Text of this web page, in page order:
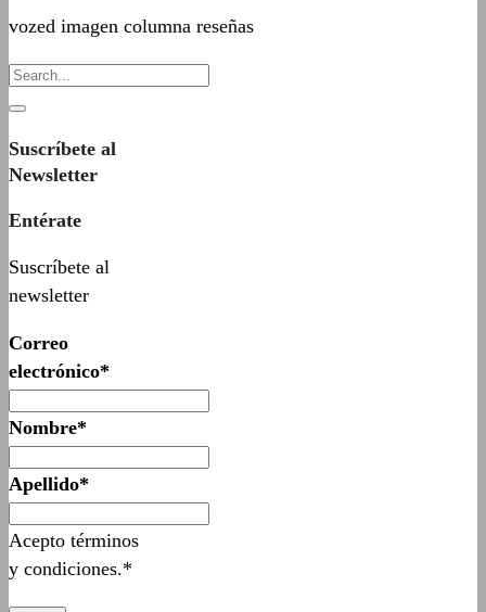
vozed imagen columna reseñas
Suscríbete al
Newsletter
Entérate
Suscríbete al
newsletter
Correo
electrónico*
Nombre*
Apellido*
Acepto términos
y condiciones.*